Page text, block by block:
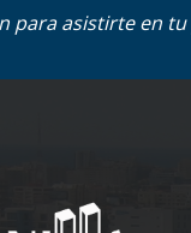
para asistirte en